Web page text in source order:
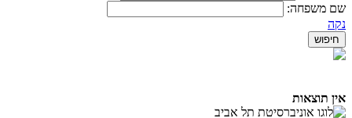
שם משפחה:
נקה
אין תוצאות